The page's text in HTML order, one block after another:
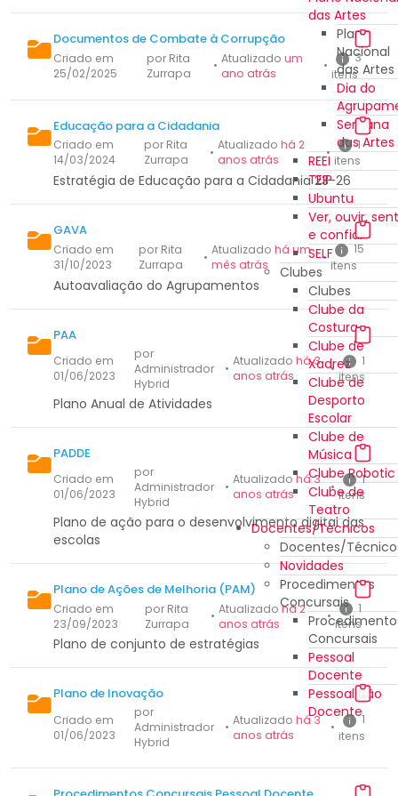
das Artes
Plano
Nacional
das Artes
Dia do
Semana
das Artes
REEI
TEIP
Ubuntu
Ver, ouvir,
e confiar
SELF
Clubes
Clubes
Clube da
Costura
Clube de
Xadrez
Clube de
Desporto
Escolar
Clube de
Música
Clube Robotic
Clube de
Teatro
Docentes/Técnicos
Docentes/
Novidades
Procedimentos
Concursais
Concursais
Pessoal
Docente
Pessoal Não
Docente
Documentos de Combate à Corrupção
Criado em
25/02/2025
por Rita
Zurrapa
• Atualizadoum
ano atrás
•
3
itens
Educação para a Cidadania
Criado em
14/03/2024
por Rita
Zurrapa
• Atualizadohá 2
anos atrás
•
1
itens
Estratégia de Educação para a Cidadania 23-26
GAVA
Criado em
31/10/2023
por Rita
Zurrapa
• Atualizadohá um
mês atrás
•
15
itens
Autoavaliação do Agrupamentos
PAA
Criado em
01/06/2023
por
Administrador
Hybrid
• Atualizadohá 3
anos atrás
•
1
itens
Plano Anual de Atividades
PADDE
Criado em
01/06/2023
por
Administrador
Hybrid
• Atualizadohá 3
anos atrás
•
1
itens
Plano de ação para o desenvolvimento digital das
escolas
Plano de Ações de Melhoria (PAM)
Criado em
23/09/2023
por Rita
Zurrapa
• Atualizadohá 2
anos atrás
•
1
itens
Plano de conjunto de estratégias
Plano de Inovação
Criado em
01/06/2023
por
Administrador
Hybrid
• Atualizadohá 3
anos atrás
•
1
itens